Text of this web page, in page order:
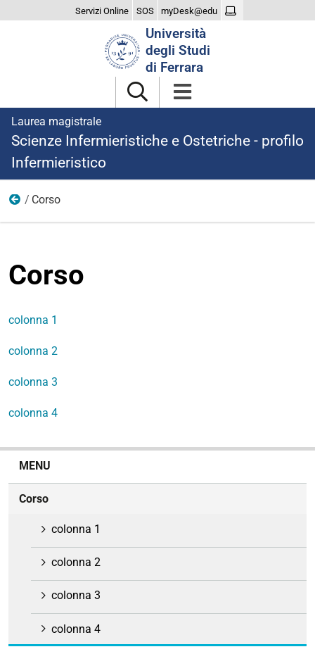
Servizi Online SOS myDesk@edu
Università
degli Studi
di Ferrara
Laurea magistrale
Scienze Infermieristiche e Ostetriche - profilo
Infermieristico
menu
Corso
Corso
colonna 1
colonna 2
colonna 3
colonna 4
MENU
Corso
colonna 1
colonna 2
colonna 3
colonna 4